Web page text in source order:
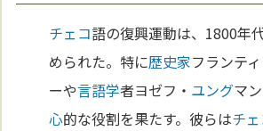
チェコ語の復興運動は、1800年
められた。特に歴史家フランテ
ーや言語学者ヨゼフ・ ユングマ
心的な役割を果たす。彼らはチ